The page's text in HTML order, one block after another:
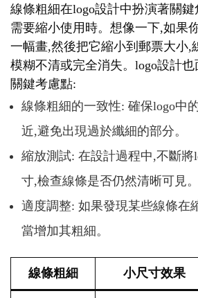
線條粗細在logo設計中扮演著關
需要縮小使用時。想像一下,如果
一幅畫,然後把它縮小到郵票大小,
模糊不清或完全消失。logo設計也
關鍵考慮點:
線條粗細的一致性: 確保logo中
近,避免出現過於纖細的部分。
縮放測試: 在設計過程中,不斷將
寸,檢查線條是否仍然清晰可見。
適度調整: 如果發現某些線條在
當增加其粗細。
線條粗細 小尺寸效果